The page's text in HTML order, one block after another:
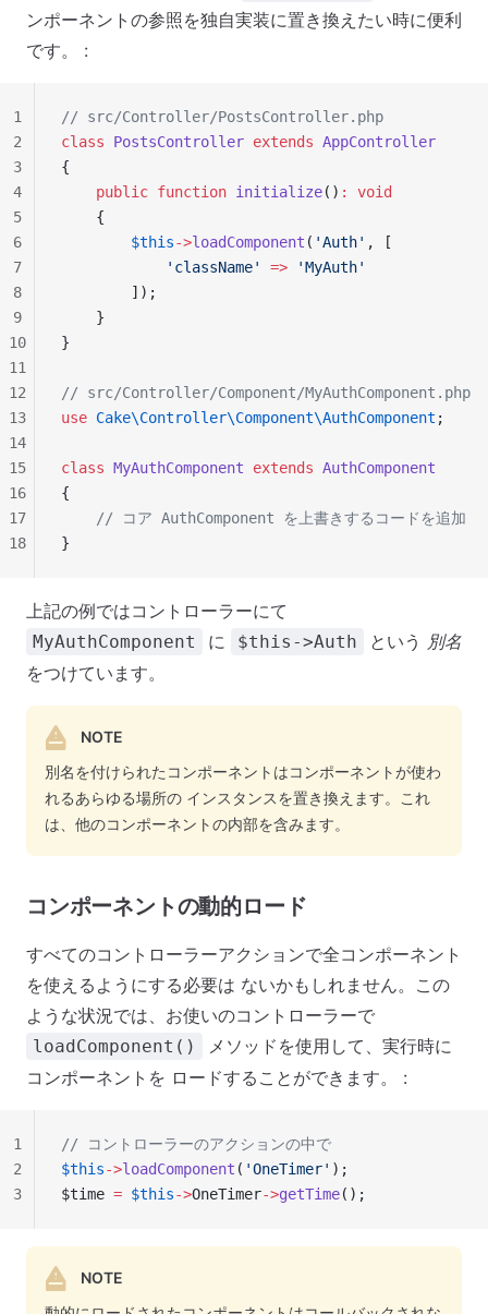
ンポーネントの参照を独自実装に置き換えたい時に便利
です。 :
// src/Controller/PostsController.php
class PostsController extends AppController
{
    public
function initialize() :
void
    {
        $this
->loadComponent ( 'Auth' , [
            'className'
=> 'MyAuth'
        ]);
    }
}
// src/Controller/Component/MyAuthComponent.php
use Cake\Controller\Component\AuthComponent ;
class MyAuthComponent extends AuthComponent
{
    // コア AuthComponent を上書きするコードを追加
}
1
2
3
4
5
6
7
8
9
10
11
12
13
14
15
16
17
18
上記の例ではコントローラーにて
MyAuthComponent に $this->Auth という 別名
をつけています。
NOTE
別名を付けられたコンポーネントはコンポーネントが使わ
れるあらゆる場所の インスタンスを置き換えます。これ
は、他のコンポーネントの内部を含みます。
コンポーネントの動的ロード
すべてのコントローラーアクションで全コンポーネント
を使えるようにする必要は ないかもしれません。この
ような状況では、お使いのコントローラーで
loadComponent()
メソッドを使用して、実行時に
コンポーネントを ロードすることができます。 :
// コントローラーのアクションの中で
$this->loadComponent ( 'OneTimer' );
$time = $this->OneTimer->getTime();
1
2
3
NOTE